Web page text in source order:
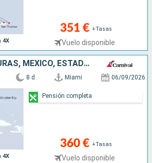
4X
351 € +Tasas
Vuelo disponible
BAHAMAS, HONDURAS, MÉXICO, ESTADOS UNIDOS
4X
8 d Miami 06/09/2026
360 € +Tasas
Vuelo disponible
Pensión completa